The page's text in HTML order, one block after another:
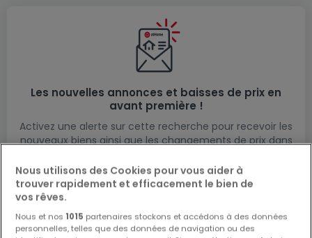
Les nouvelles annonces et baisses de prix en
avant première !
Activez une alerte sur cette recherche pour recevoir les
nouveaux biens ainsi que les changements de prix dans
Créez une alerte
Nous utilisons des Cookies pour vous aider à
trouver rapidement et efficacement le bien de
vos rêves.
Nous et nos 1015 partenaires stockons et accédons à des données
personnelles, telles que des données de navigation ou des